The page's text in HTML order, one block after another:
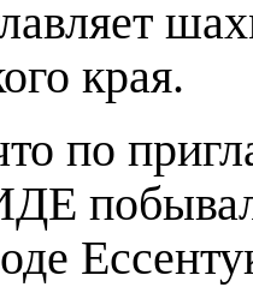
края.
по